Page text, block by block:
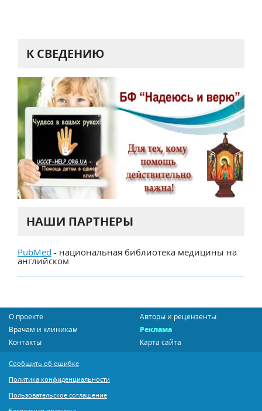
К СВЕДЕНИЮ
НАШИ ПАРТНЕРЫ
PubMed - национальная библиотека медицины на
английском
О проекте
Авторы и рецензенты
Врачам и клиникам
Реклама
Контакты
Карта сайта
Сообщить об ошибке
Политика конфиденциальности
Пользовательское соглашение